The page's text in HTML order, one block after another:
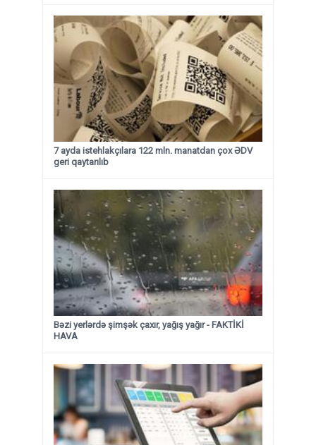
7 ayda istehlakçılara 122 mln. manatdan çox ƏDV
geri qaytarılıb
Bəzi yerlərdə şimşək çaxır, yağış yağır - FAKTİKİ
HAVA